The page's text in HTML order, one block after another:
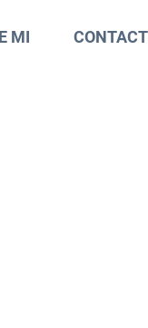
MI